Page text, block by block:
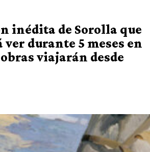
inédita de Sorolla que
ver durante 5 meses en
viajarán desde